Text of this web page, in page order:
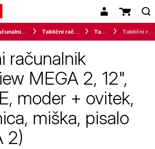
Računalništvo Tablični računalniki in dodatki Tablice
računalnik
MEGA 2, 12",
moder + ovitek,
miška, pisalo
2)